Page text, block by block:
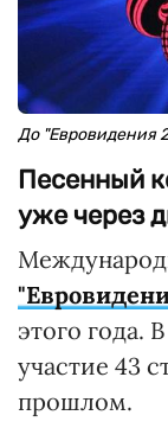
До "Евровидения
Песенный
уже через
этого года.
участие 43
прошлом.